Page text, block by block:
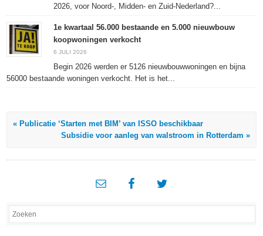
2026, voor Noord-, Midden- en Zuid-Nederland?...
1e kwartaal 56.000 bestaande en 5.000 nieuwbouw
koopwoningen verkocht
6 JULI 2026
Begin 2026 werden er 5126 nieuwbouwwoningen en bijna
56000 bestaande woningen verkocht. Het is het...
« Publicatie ‘Starten met BIM’ van ISSO beschikbaar
Subsidie voor aanleg van walstroom in Rotterdam »